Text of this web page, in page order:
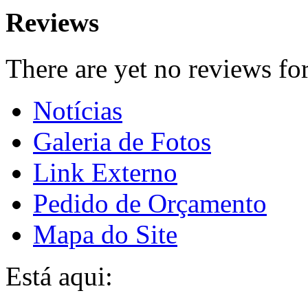
Reviews
There are yet no reviews
Notícias
Galeria de Fotos
Link Externo
Pedido de Orçamento
Mapa do Site
Está aqui: